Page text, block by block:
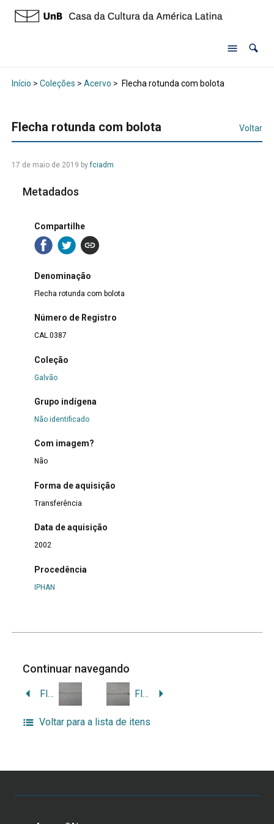
Início > Coleções > Acervo > Flecha rotunda com bolota
Flecha rotunda com bolota Voltar
17 de maio de 2019 byfciadm
Metadados
Compartilhe
Denominação
Flecha rotunda com bolota
Número de Registro
CAL.0387
Coleção
Galvão
Grupo indígena
Não identificado
Com imagem?
Não
Forma de aquisição
Transferência
Data de aquisição
2002
Procedência
IPHAN
Continuar navegando
Flecha com fisga Flecha rotunda com bolota
Voltar para a lista de itens